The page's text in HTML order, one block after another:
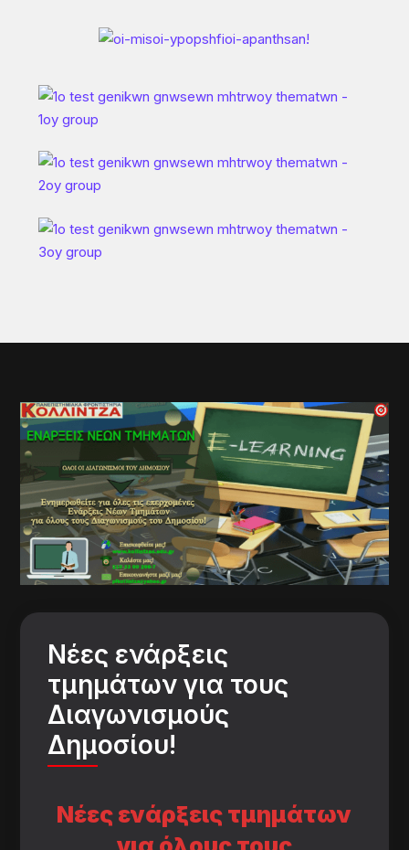
Νέες ενάρξεις
τμημάτων για τους
Διαγωνισμούς
Δημοσίου!
Νέες ενάρξεις τμημάτων